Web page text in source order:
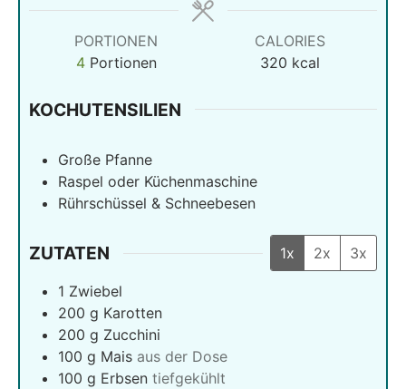
PORTIONEN
4 Portionen
CALORIES
320 kcal
KOCHUTENSILIEN
Große Pfanne
Raspel oder Küchenmaschine
Rührschüssel & Schneebesen
ZUTATEN 1x 2x 3x
1 Zwiebel
200 g Karotten
200 g Zucchini
100 g Mais aus der Dose
100 g Erbsen tiefgekühlt